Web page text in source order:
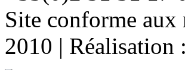
Site conforme
2010 | Réalisation :